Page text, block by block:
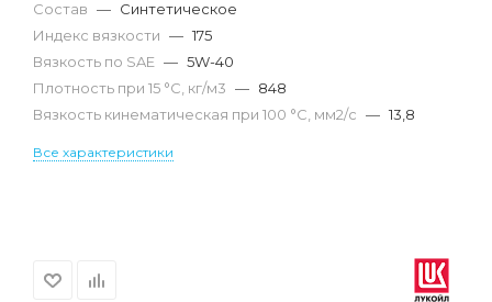
Состав — Синтетическое
Индекс вязкости — 175
Вязкость по SAE — 5W-40
Плотность при 15 °С, кг/м3 — 848
Вязкость кинематическая при 100 °С, мм2/с — 13,8
Все характеристики